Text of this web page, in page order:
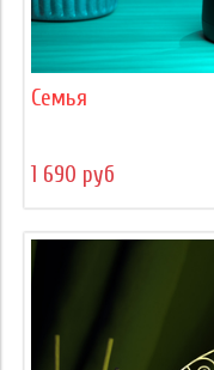
Семья
1 690 руб